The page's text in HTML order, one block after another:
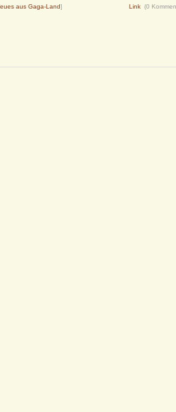
aus Gaga-Land] Link (0